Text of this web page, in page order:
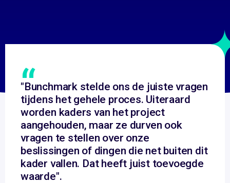
“
"Bunchmark stelde ons de juiste vragen
tijdens het gehele proces. Uiteraard
worden kaders van het project
aangehouden, maar ze durven ook
vragen te stellen over onze
beslissingen of dingen die net buiten dit
kader vallen. Dat heeft juist toevoegde
waarde".